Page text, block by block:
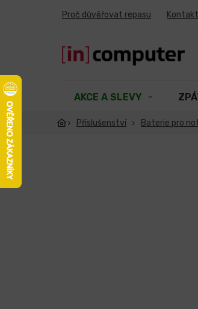
Proč důvěřovat repasu
AKCE A SLEVY
Příslušenství Baterie pro